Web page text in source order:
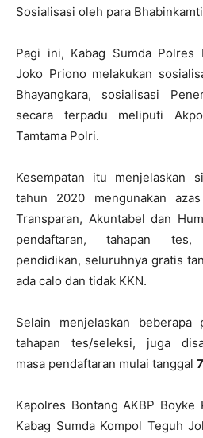
Sosialisasi oleh para
Pagi ini, Kabag Sumda Polres
Joko Priono melakukan
Bhayangkara, sosialisasi
secara terpadu meliputi
Tamtama Polri.
Kesempatan itu menjelaskan
tahun 2020 mengunakan
Transparan, Akuntabel dan
pendaftaran, tahapan tes,
pendidikan, seluruhnya gratis
ada calo dan tidak KKN.
Selain menjelaskan beberapa
tahapan tes/seleksi, juga
masa pendaftaran mulai tanggal
Kapolres Bontang AKBP Boyke
Kabag Sumda Kompol Teguh